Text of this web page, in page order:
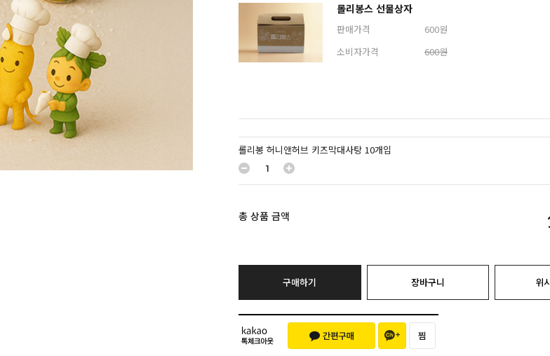
롤리봉스 선물상자
판매가격
600원
소비자가격
600원
롤리봉 허니앤허브 키즈막대사탕 10개입
총 상품 금액
구매하기 장바구니 위